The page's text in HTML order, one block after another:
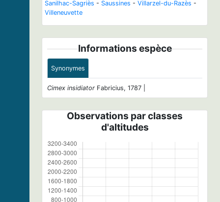
Sanilhac-Sagriès - Saussines - Villarzel-du-Razès -
Villeneuvette
Informations espèce
Synonymes
Cimex insidiator Fabricius, 1787 |
Observations par classes
d'altitudes